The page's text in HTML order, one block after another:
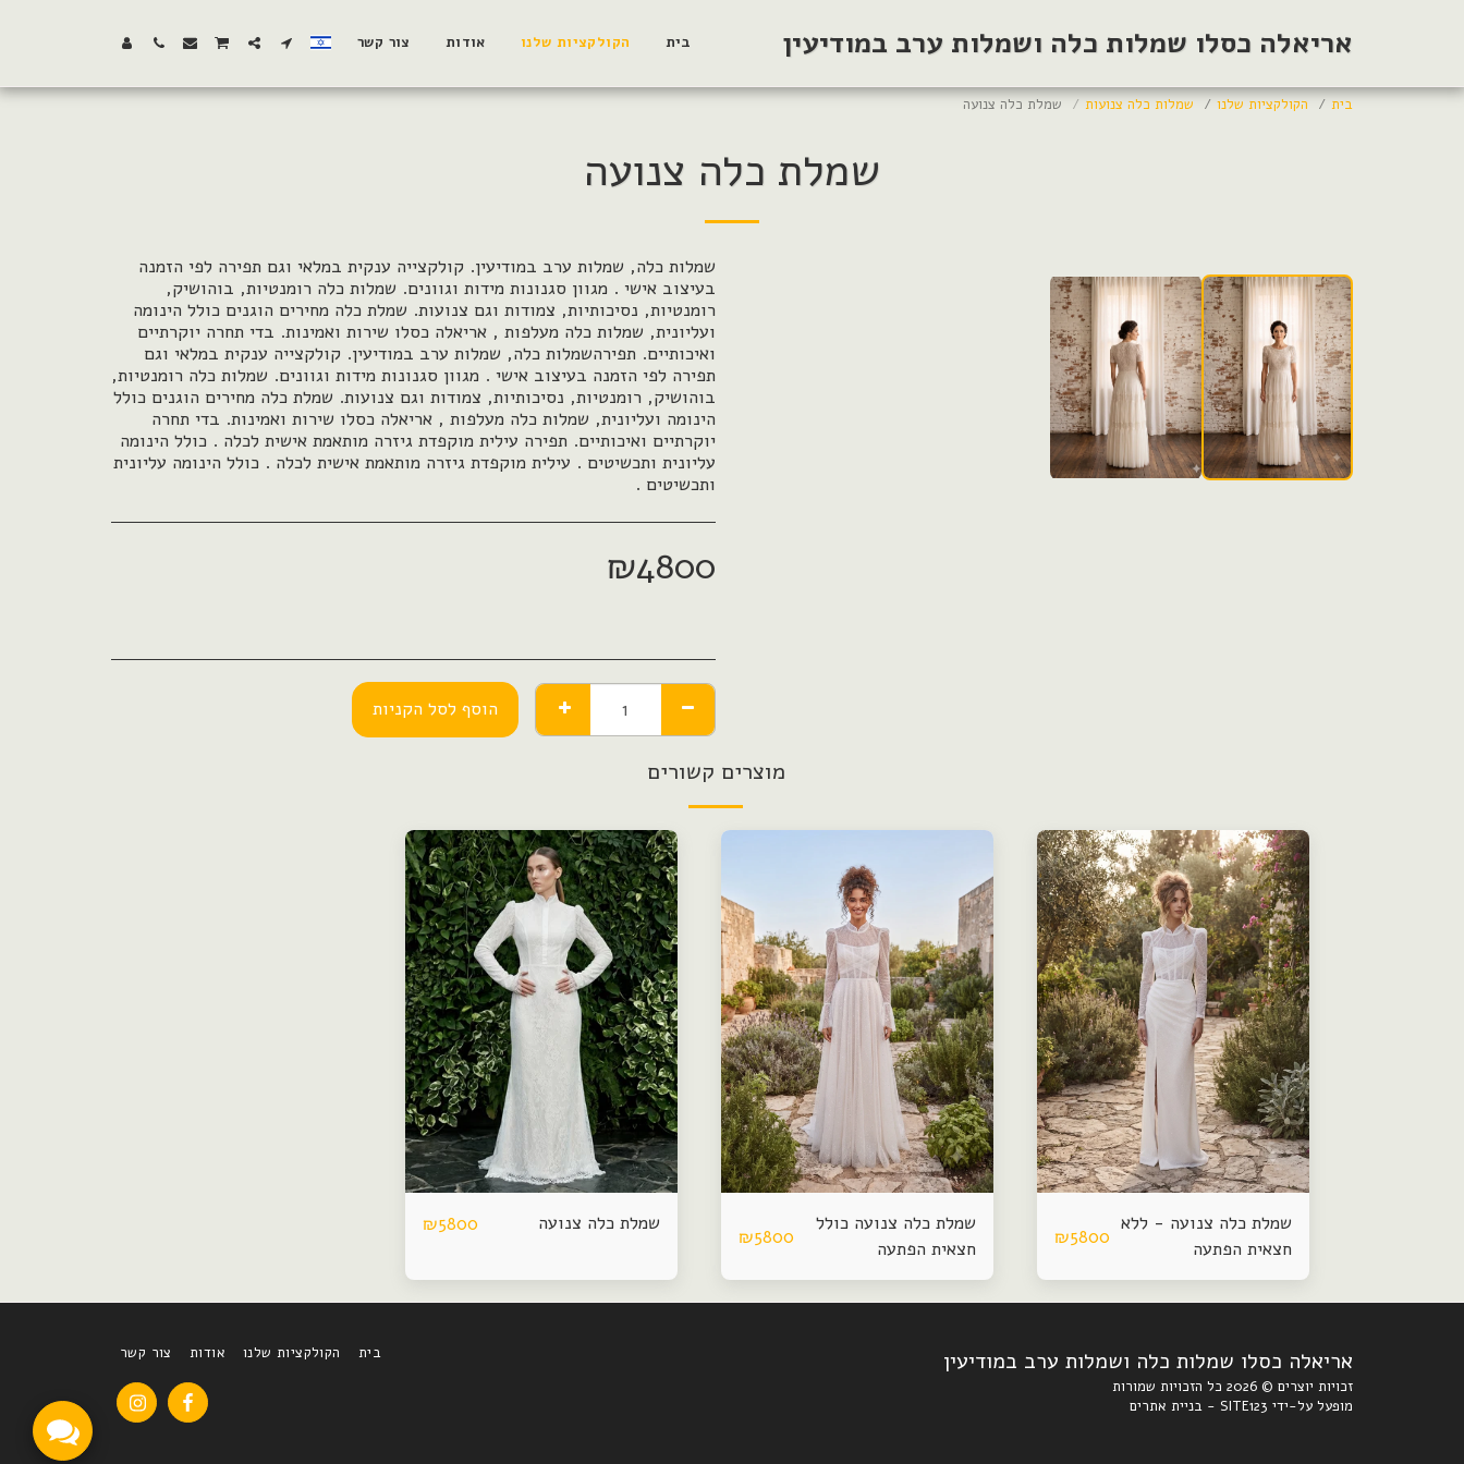
אריאלה כסלו שמלות כלה ושמלות ערב במודיעין בית הקולקציות שלנו אודות צור קשר
בית הקולקציות שלנו שמלות כלה צנועות שמלת כלה צנועה
שמלת כלה צנועה
שמלות צנועות
שמלות כלה, שמלות ערב במודיעין. קולקצייה ענקית במלאי וגם תפירה לפי הזמנה
בעיצוב אישי . מגוון סגנונות מידות וגוונים. שמלות כלה רומנטיות, בוהושיק,
רומנטיות, נסיכותיות, צמודות וגם צנועות. שמלת כלה מחירים הוגנים כולל הינומה
ועליונית, שמלות כלה מעלפות , אריאלה כסלו שירות ואמינות. בדי תחרה יוקרתיים
ואיכותיים. תפירהשמלות כלה, שמלות ערב במודיעין. קולקצייה ענקית במלאי וגם
תפירה לפי הזמנה בעיצוב אישי . מגוון סגנונות מידות וגוונים. שמלות כלה רומנטיות,
בוהושיק, רומנטיות, נסיכותיות, צמודות וגם צנועות. שמלת כלה מחירים הוגנים כולל
הינומה ועליונית, שמלות כלה מעלפות , אריאלה כסלו שירות ואמינות. בדי תחרה
יוקרתיים ואיכותיים. תפירה עילית מוקפדת גיזרה מותאמת אישית לכלה . כולל הינומה
עליונית ותכשיטים . עילית מוקפדת גיזרה מותאמת אישית לכלה . כולל הינומה עליונית
ותכשיטים .
₪4800
הוסף לסל הקניות
מוצרים קשורים
שמלת כלה צנועה - ללא
חצאית הפתעה
₪5800
שמלת כלה צנועה כולל
חצאית הפתעה
₪5800
שמלת כלה צנועה ₪5800
אריאלה כסלו שמלות כלה ושמלות ערב במודיעין
זכויות יוצרים © 2026 כל הזכויות שמורות
מופעל על-ידי SITE123
- בניית אתרים
בית הקולקציות שלנו אודות צור קשר